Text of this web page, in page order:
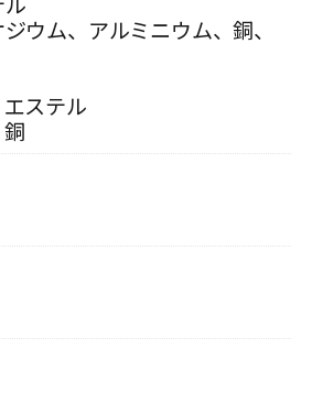
ウム、アルミニウム、銅、
ステル